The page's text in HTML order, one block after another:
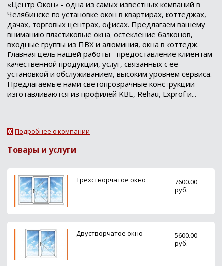
«Центр Окон» - одна из самых известных компаний в
Челябинске по установке окон в квартирах, коттеджах,
дачах, торговых центрах, офисах. Предлагаем вашему
вниманию пластиковые окна, остекление балконов,
входные группы из ПВХ и алюминия, окна в коттедж.
Главная цель нашей работы - предоставление клиентам
качественной продукции, услуг, связанных с её
установкой и обслуживанием, высоким уровнем сервиса.
Предлагаемые нами светопрозрачные конструкции
изготавливаются из профилей KBE, Rehau, Exprof и...
Подробнее о компании
Товары и услуги
Трехстворчатое окно
7600.00
руб.
Двустворчатое окно
5600.00
руб.